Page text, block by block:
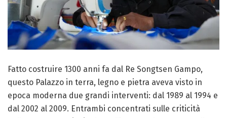
Fatto costruire 1300 anni fa dal Re Songtsen Gampo,
questo Palazzo in terra, legno e pietra aveva visto in
epoca moderna due grandi interventi: dal 1989 al 1994 e
dal 2002 al 2009. Entrambi concentrati sulle criticità